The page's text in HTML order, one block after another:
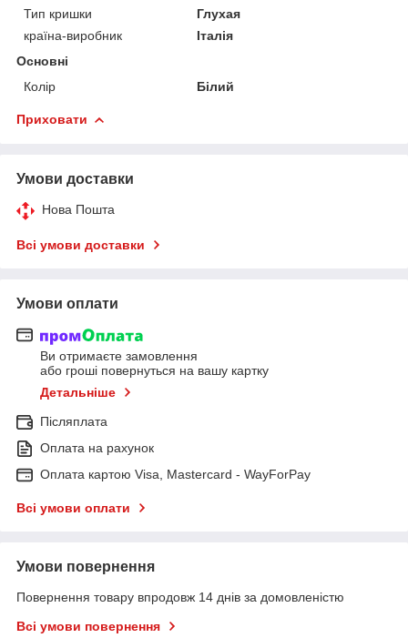
Тип кришки
Глухая
країна-виробник
Італія
Основні
Колір
Білий
Приховати
Умови доставки
Нова Пошта
Всі умови доставки
Умови оплати
Ви отримаєте замовлення
або гроші повернуться на вашу картку
Детальніше
Післяплата
Оплата на рахунок
Оплата картою Visa, Mastercard - WayForPay
Всі умови оплати
Умови повернення
Повернення товару впродовж 14 днів за домовленістю
Всі умови повернення